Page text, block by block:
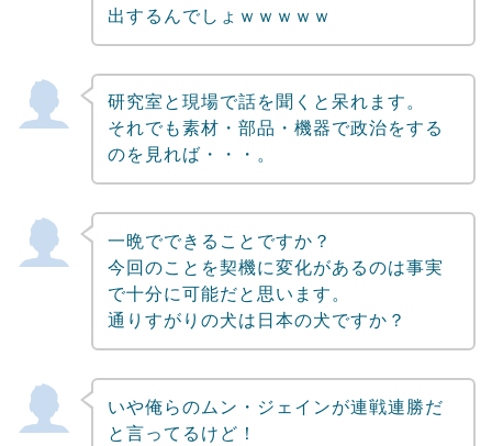
出するんでしょｗｗｗｗｗ
研究室と現場で話を聞くと呆れます。
それでも素材・部品・機器で政治をする
のを見れば・・・。
一晩でできることですか？
今回のことを契機に変化があるのは事実
で十分に可能だと思います。
通りすがりの犬は日本の犬ですか？
いや俺らのムン・ジェインが連戦連勝だ
と言ってるけど！